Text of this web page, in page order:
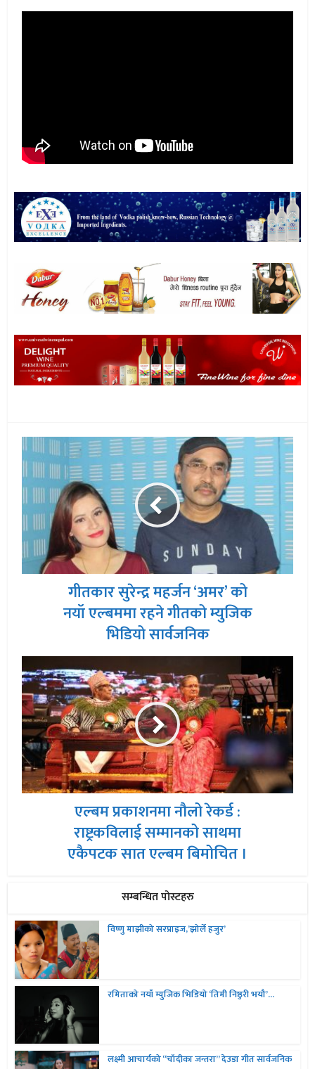
गीतकार सुरेन्द्र महर्जन ‘अमर’ को
नयॉ एल्बममा रहने गीतको म्युजिक
भिडियो सार्वजनिक
एल्बम प्रकाशनमा नौलो रेकर्ड :
राष्ट्रकविलाई सम्मानको साथमा
एकैपटक सात एल्बम बिमोचित ।
सम्बन्धित पोस्टहरु
विष्णु माझीको सरप्राइज,’झोर्ले हजुर’
रमिताको नयाँ म्युजिक भिडियो ‘तिमी निष्ठुरी भयौ’...
लक्ष्मी आचार्यको “चॉदीका जन्तरा” देउडा गीत सार्वजनिक